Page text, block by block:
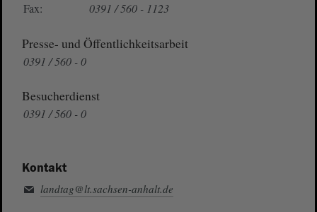
Fax:
0391 / 560 - 1123
Presse- und Öffentlichkeitsarbeit
0391 / 560 - 0
Besucherdienst
0391 / 560 - 0
Kontakt
landtag@lt.sachsen-anhalt.de